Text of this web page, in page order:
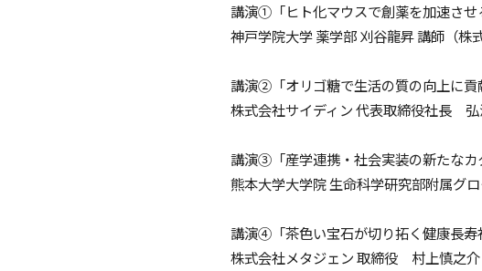
講演①「ヒト化マウスで創薬を加速させ
神戸学院大学 薬学部 刈谷龍昇 講師（株
講演②「オリゴ糖で生活の質の向上に貢
株式会社サイディン 代表取締役社長 弘
講演③「産学連携・社会実装の新たなカ
熊本大学大学院 生命科学研究部附属グ
講演④「茶色い宝石が切り拓く健康長寿
株式会社メタジェン 取締役 村上慎之